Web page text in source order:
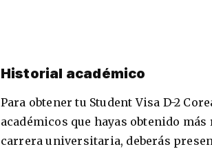
Historial académico
Para obtener tu Student Visa D-2
académicos que hayas obtenido
carrera universitaria, deberás